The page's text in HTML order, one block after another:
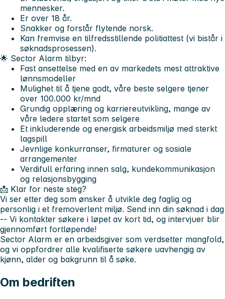
mennesker.
Er over 18 år.
Snakker og forstår flytende norsk.
Kan fremvise en tilfredsstillende politiattest (vi bistår i
søknadsprosessen).
🌟 Sector Alarm tilbyr:
Fast ansettelse med en av markedets mest attraktive
lønnsmodeller
Mulighet til å tjene godt, våre beste selgere tjener
over 100.000 kr/mnd
Grundig opplæring og karriereutvikling, mange av
våre ledere startet som selgere
Et inkluderende og energisk arbeidsmiljø med sterkt
lagspill
Jevnlige konkurranser, firmaturer og sosiale
arrangementer
Verdifull erfaring innen salg, kundekommunikasjon
og relasjonsbygging
📩 Klar for neste steg?
Vi ser etter deg som ønsker å utvikle deg faglig og
personlig i et fremoverlent miljø. Send inn din søknad i dag
-- Vi kontakter søkere i løpet av kort tid, og intervjuer blir
gjennomført fortløpende!
Sector Alarm er en arbeidsgiver som verdsetter mangfold,
og vi oppfordrer alle kvalifiserte søkere uavhengig av
kjønn, alder og bakgrunn til å søke.
Om bedriften